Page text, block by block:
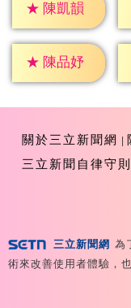
★ 陳凱韻
★ 陳品妤
關於三立新聞網
三立新聞自律守則
Reserved 版權所有
三立新聞網 為
術來改善使用者體驗，